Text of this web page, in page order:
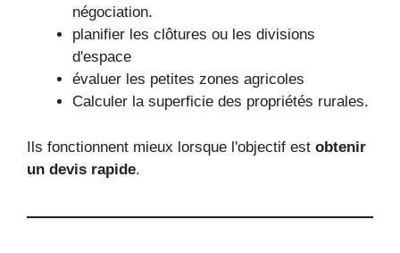
négociation.
planifier les clôtures ou les divisions
d'espace
évaluer les petites zones agricoles
Calculer la superficie des propriétés rurales.
Ils fonctionnent mieux lorsque l'objectif est obtenir
un devis rapide.